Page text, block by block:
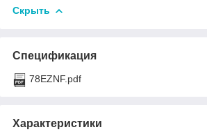
Скрыть
Спецификация
78EZNF.pdf
Характеристики